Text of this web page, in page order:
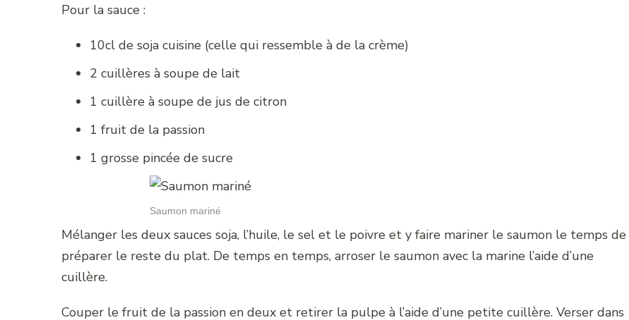
Pour la sauce :
10cl de soja cuisine (celle qui ressemble à de la crème)
2 cuillères à soupe de lait
1 cuillère à soupe de jus de citron
1 fruit de la passion
1 grosse pincée de sucre
Saumon mariné
Mélanger les deux sauces soja, l’huile, le sel et le poivre et y faire mariner le saumon le temps de
préparer le reste du plat. De temps en temps, arroser le saumon avec la marine l’aide d’une
cuillère.
Couper le fruit de la passion en deux et retirer la pulpe à l’aide d’une petite cuillère. Verser dans